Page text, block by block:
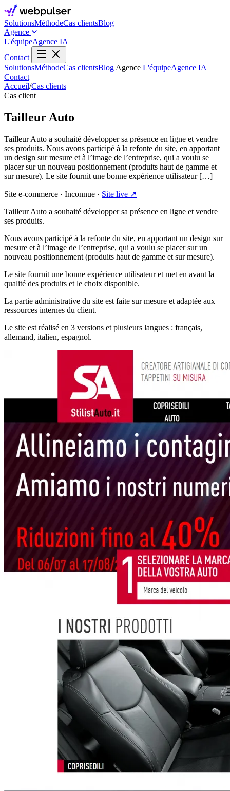
SolutionsMéthodeCas clientsBlog
Agence
L'équipeAgence IA
Contact
SolutionsMéthodeCas clientsBlog Agence L'équipeAgence IA
Contact
Accueil/Cas clients
Cas client
Tailleur Auto
Tailleur Auto a souhaité développer sa présence en ligne et vendre
ses produits. Nous avons participé à la refonte du site, en apportant
un design sur mesure et à l’image de l’entreprise, qui a voulu se
placer sur un nouveau positionnement (produits haut de gamme et
sur mesure). Le site fournit une bonne expérience utilisateur […]
Site e-commerce · Inconnue · Site live ↗
Tailleur Auto a souhaité développer sa présence en ligne et vendre
ses produits.
Nous avons participé à la refonte du site, en apportant un design sur
mesure et à l’image de l’entreprise, qui a voulu se placer sur un
nouveau positionnement (produits haut de gamme et sur mesure).
Le site fournit une bonne expérience utilisateur et met en avant la
qualité des produits et le choix disponible.
La partie administrative du site est faite sur mesure et adaptée aux
ressources internes du client.
Le site est réalisé en 3 versions et plusieurs langues : français,
allemand, italien, espagnol.